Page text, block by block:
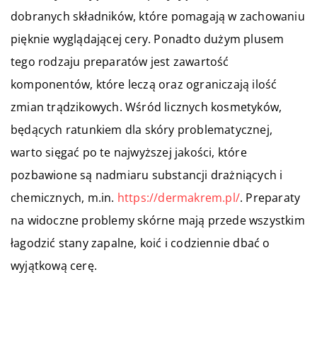
dobranych składników, które pomagają w zachowaniu
pięknie wyglądającej cery. Ponadto dużym plusem
tego rodzaju preparatów jest zawartość
komponentów, które leczą oraz ograniczają ilość
zmian trądzikowych. Wśród licznych kosmetyków,
będących ratunkiem dla skóry problematycznej,
warto sięgać po te najwyższej jakości, które
pozbawione są nadmiaru substancji drażniących i
chemicznych, m.in. https://dermakrem.pl/. Preparaty
na widoczne problemy skórne mają przede wszystkim
łagodzić stany zapalne, koić i codziennie dbać o
wyjątkową cerę.